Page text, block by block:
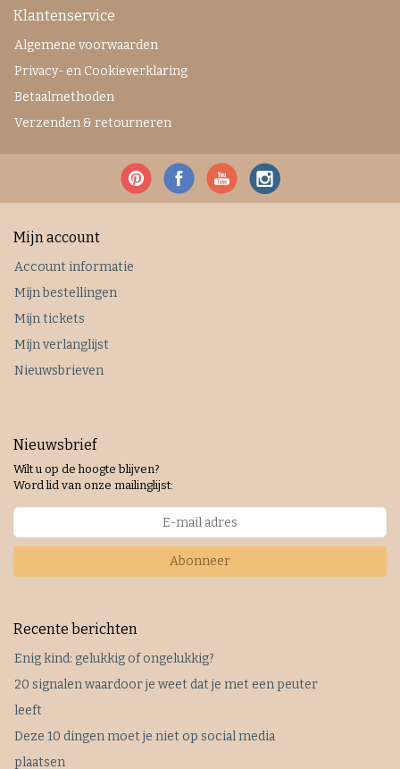
Klantenservice
Algemene voorwaarden
Privacy- en Cookieverklaring
Betaalmethoden
Verzenden & retourneren
Mijn account
Account informatie
Mijn bestellingen
Mijn tickets
Mijn verlanglijst
Nieuwsbrieven
Nieuwsbrief
Wilt u op de hoogte blijven?
Word lid van onze mailinglijst:
Abonneer
Recente berichten
Enig kind: gelukkig of ongelukkig?
20 signalen waardoor je weet dat je met een peuter
leeft
Deze 10 dingen moet je niet op social media
plaatsen